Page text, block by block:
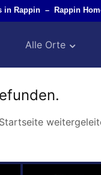
in Rappin – Rappin